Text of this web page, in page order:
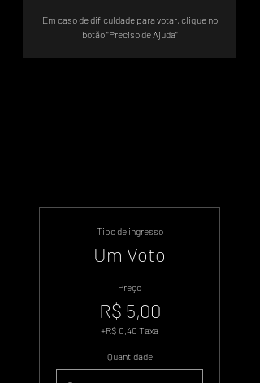
Em caso de dificuldade para votar, clique no
botão "Preciso de Ajuda"
Tipo de ingresso
Um Voto
Preço
R$ 5,00
+R$ 0,40 Taxa
Quantidade